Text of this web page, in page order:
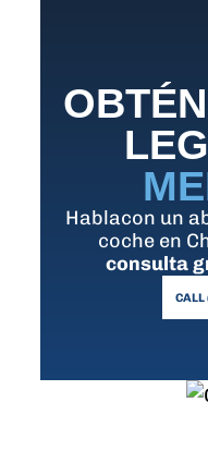
Hablacon un
coche en
consulta